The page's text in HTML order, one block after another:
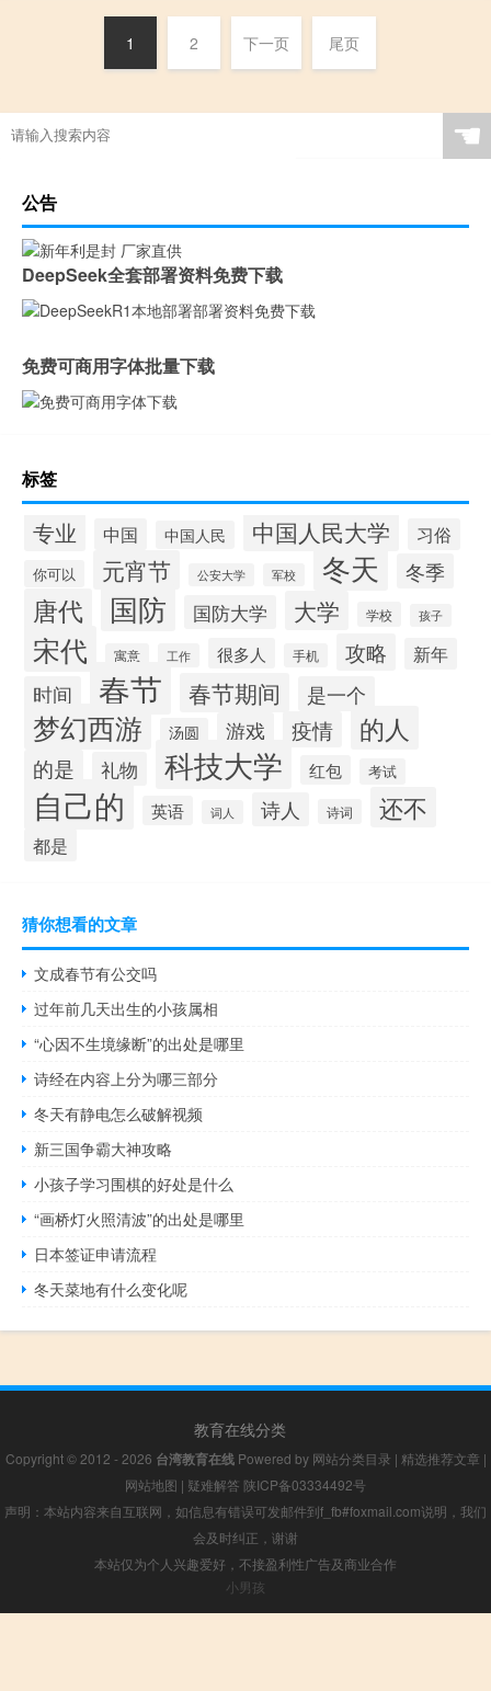
1 2 下一页 尾页
☚
公告
DeepSeek全套部署资料免费下载
免费可商用字体批量下载
标签
专业 中国 中国人民 中国人民大学 习俗
你可以 元宵节 公安大学 军校 冬天 冬季
唐代 国防 国防大学 大学 学校 孩子
宋代 寓意 工作 很多人 手机 攻略 新年
时间 春节 春节期间 是一个
梦幻西游 汤圆 游戏 疫情 的人
的是 礼物 科技大学 红包 考试
自己的 英语 词人 诗人 诗词 还不
都是
猜你想看的文章
文成春节有公交吗
过年前几天出生的小孩属相
“心因不生境缘断”的出处是哪里
诗经在内容上分为哪三部分
冬天有静电怎么破解视频
新三国争霸大神攻略
小孩子学习围棋的好处是什么
“画桥灯火照清波”的出处是哪里
日本签证申请流程
冬天菜地有什么变化呢
教育在线分类
Copyright © 2012 - 2026 台湾教育在线Powered by 网站分类目录 | 精选推荐文章 |
网站地图 | 疑难解答 陕ICP备03334492号
声明：本站内容来自互联网，如信息有错误可发邮件到f_fb#foxmail.com说明，我们
会及时纠正，谢谢
本站仅为个人兴趣爱好，不接盈利性广告及商业合作
小男孩